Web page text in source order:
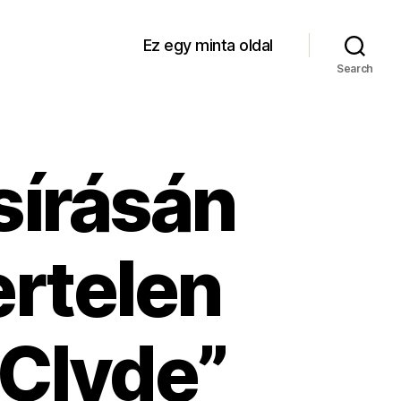
Ez egy minta oldal
Search